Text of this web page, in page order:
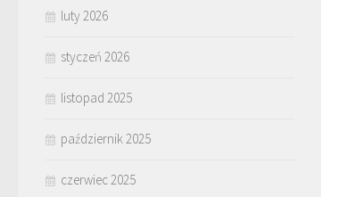
luty 2026
styczeń 2026
listopad 2025
październik 2025
czerwiec 2025